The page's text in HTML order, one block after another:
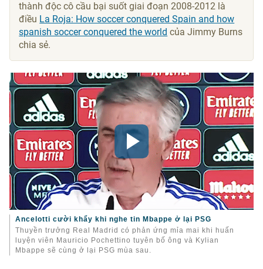
thành độc cô cầu bại suốt giai đoạn 2008-2012 là
điều La Roja: How soccer conquered Spain and how
spanish soccer conquered the world của Jimmy Burns
chia sẻ.
Ancelotti cười khẩy khi nghe tin Mbappe ở lại PSG
Thuyền trưởng Real Madrid có phản ứng mỉa mai khi huấn
luyện viên Mauricio Pochettino tuyên bố ông và Kylian
Mbappe sẽ cùng ở lại PSG mùa sau.